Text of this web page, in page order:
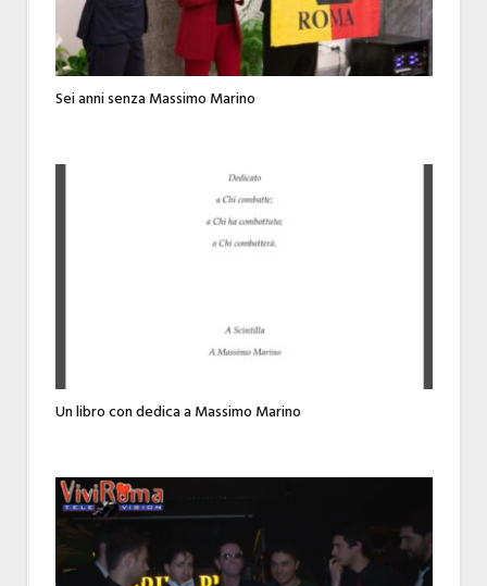
Sei anni senza Massimo Marino
Un libro con dedica a Massimo Marino